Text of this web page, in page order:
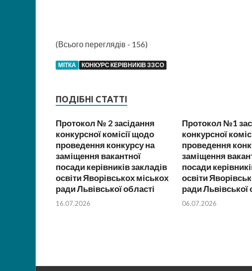
(Всього переглядів - 156)
МІТКА КОНКУРС КЕРІВНИКІВ ЗЗСО
ПОДІБНІ СТАТТІ
Протокол № 2 засідання
конкурсної комісії щодо
проведення конкурсу на
заміщення вакантної
посади керівників закладів
освіти Яворівськох міськох
ради Львівської області
16.07.2026
Протокол №1
конкурсної
проведення
заміщення
посади
освіти
ради Львівської
06.07.2026